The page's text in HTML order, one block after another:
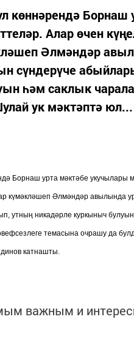
көннәрендә Борнаш
Алар өчен
Әлмәндәр
сүндерүче
һәм саклык
ук мәктәптә юл...
Борнаш урта мәктәбе
күмәкләшеп Әлмәндәр авылында
утның никадәрле куркыныч
темасына очрашу да
катнашты.
важным и